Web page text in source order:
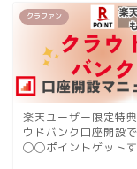
クラファン
楽天ユーザー限定特
ウドバンク口座開設
◯◯ポイントゲット